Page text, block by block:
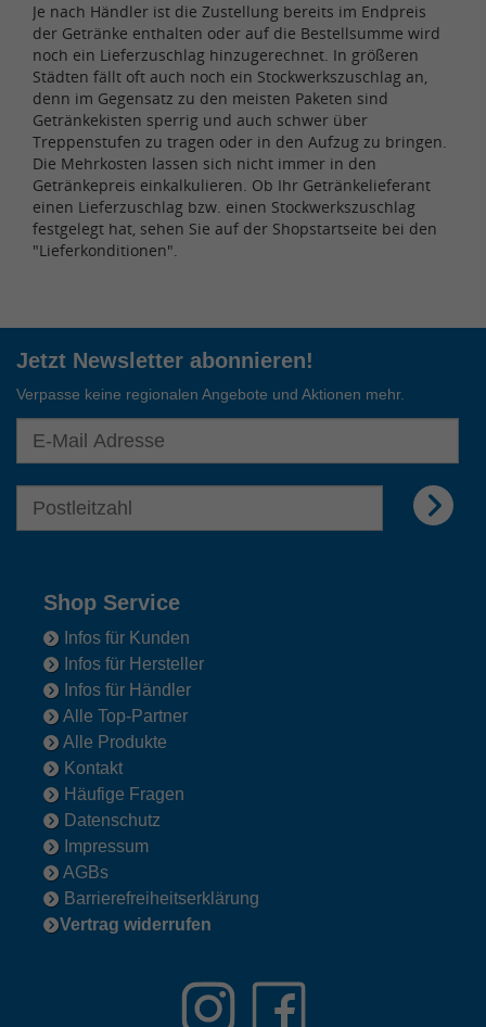
Je nach Händler ist die Zustellung bereits im Endpreis
der Getränke enthalten oder auf die Bestellsumme wird
noch ein Lieferzuschlag hinzugerechnet. In größeren
Städten fällt oft auch noch ein Stockwerkszuschlag an,
denn im Gegensatz zu den meisten Paketen sind
Getränkekisten sperrig und auch schwer über
Treppenstufen zu tragen oder in den Aufzug zu bringen.
Die Mehrkosten lassen sich nicht immer in den
Getränkepreis einkalkulieren. Ob Ihr Getränkelieferant
einen Lieferzuschlag bzw. einen Stockwerkszuschlag
festgelegt hat, sehen Sie auf der Shopstartseite bei den
"Lieferkonditionen".
Jetzt Newsletter abonnieren!
Verpasse keine regionalen Angebote und Aktionen mehr.
Shop Service
Infos für Kunden
Infos für Hersteller
Infos für Händler
Alle Top-Partner
Alle Produkte
Kontakt
Häufige Fragen
Datenschutz
Impressum
AGBs
Barrierefreiheitserklärung
Vertrag widerrufen